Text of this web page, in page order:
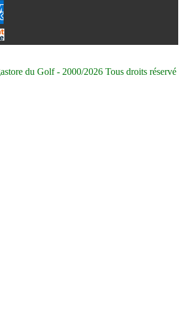
du Golf - 2000/2026 Tous droits réservé